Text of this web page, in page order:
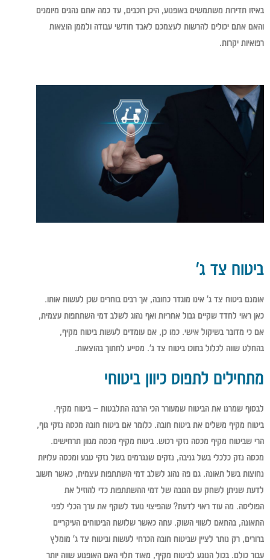
באיזו תדירות משתמשים באופנוע, היכן רוכבים, עד כמה אתם נהגים מיומנים
והאם אתם יכולים להרשות לעצמכם לאבד חודשי עבודה ולממן הוצאות
רפואיות יקרות.
ביטוח צד ג'
אומנם ביטוח צד ג' אינו מוגדר כחובה, אך רבים בוחרים שכן לעשות אותו.
כאן ראוי לחדד שקיים גבול אחריות ואף נהוג לשלב דמי השתתפות עצמית,
אם כי מדובר בשיקול אישי. כמו כן, אם עומדים לעשות ביטוח מקיף,
בהחלט שווה לכלול בתוכו ביטוח צד ג'. מסייע לחתוך בהוצאות.
מתחילים לתפוס כיוון ביטוחי
לבסוף שמרנו את הביטוח שמעורר הכי הרבה התלבטות – ביטוח מקיף.
ביטוח מקיף משלים את ביטוח חובה. כלומר אם ביטוח חובה מכסה נזקי גוף,
הרי שביטוח מקיף מכסה נזקי רכוש. ביטוח מקיף מכסה מגוון תרחישים.
מכסה נזק כלכלי בשל גניבה, נזקים שנגרמים בשל נזקי טבע ומכסה עלויות
נחוצות בשל תאונה. גם פה נהוג לשלב דמי השתתפות עצמית, כאשר חשוב
לדעת שניתן לשחק עם הגובה של דמי ההשתתפות כדי להוזיל את
הפוליסה. מה עוד ראוי לדעת? שהפיצוי נועד לשקף את ערך הכלי לפני
התאונה, בהתאם לשווי השוק. עתה כאשר שלושת הביטוחים העיקריים
ברורים, רק נותר לציין שביטוח חובה הכרחי לעשות וביטוח צד ג' מומלץ
עבור כולם. בכול הנוגע לביטוח מקיף, מאוד תלוי האם האופנוע שווה יותר